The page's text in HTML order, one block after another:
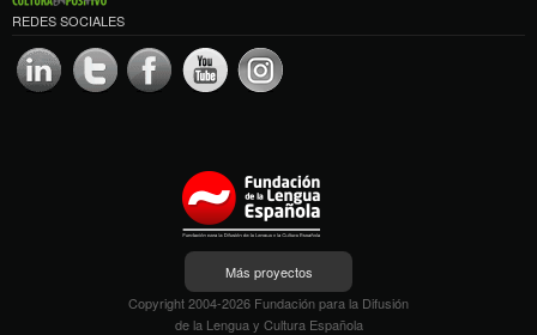
REDES SOCIALES
Más proyectos
Copyright 2004-2026 Fundación para la Difusión
de la Lengua y Cultura Española